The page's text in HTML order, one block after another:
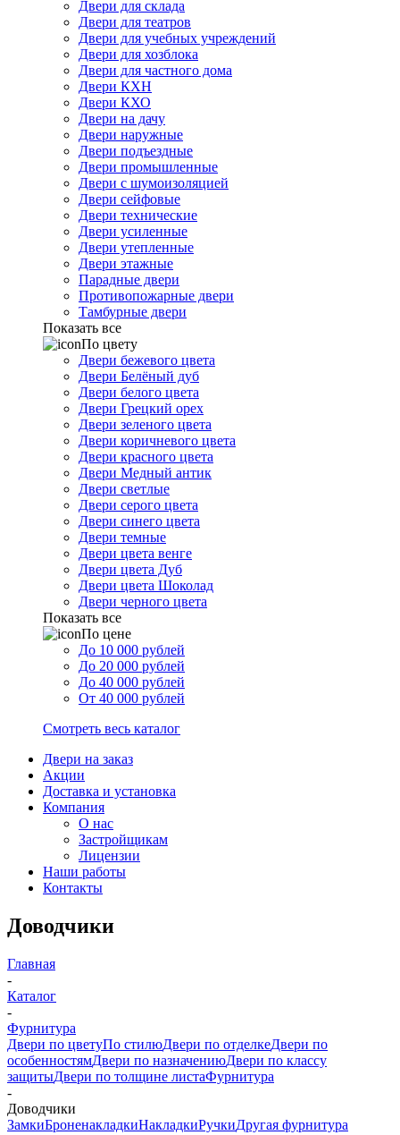
Двери для склада
Двери для театров
Двери для учебных учреждений
Двери для хозблока
Двери для частного дома
Двери КХН
Двери КХО
Двери на дачу
Двери наружные
Двери подъездные
Двери промышленные
Двери с шумоизоляцией
Двери сейфовые
Двери технические
Двери усиленные
Двери утепленные
Двери этажные
Парадные двери
Противопожарные двери
Тамбурные двери
Показать все
По цвету
Двери бежевого цвета
Двери Белёный дуб
Двери белого цвета
Двери Грецкий орех
Двери зеленого цвета
Двери коричневого цвета
Двери красного цвета
Двери Медный антик
Двери светлые
Двери серого цвета
Двери синего цвета
Двери темные
Двери цвета венге
Двери цвета Дуб
Двери цвета Шоколад
Двери черного цвета
Показать все
По цене
До 10 000 рублей
До 20 000 рублей
До 40 000 рублей
От 40 000 рублей
Смотреть весь каталог
Двери на заказ
Акции
Доставка и установка
Компания
О нас
Застройщикам
Лицензии
Наши работы
Контакты
Доводчики
Главная
-
Каталог
-
Фурнитура
Двери по цветуПо стилюДвери по отделкеДвери по
особенностямДвери по назначениюДвери по классу
защитыДвери по толщине листаФурнитура
-
Доводчики
ЗамкиБроненакладкиНакладкиРучкиДругая фурнитура